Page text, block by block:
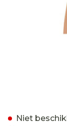
Niet